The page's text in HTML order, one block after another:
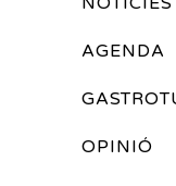
AGENDA
OPINIÓ